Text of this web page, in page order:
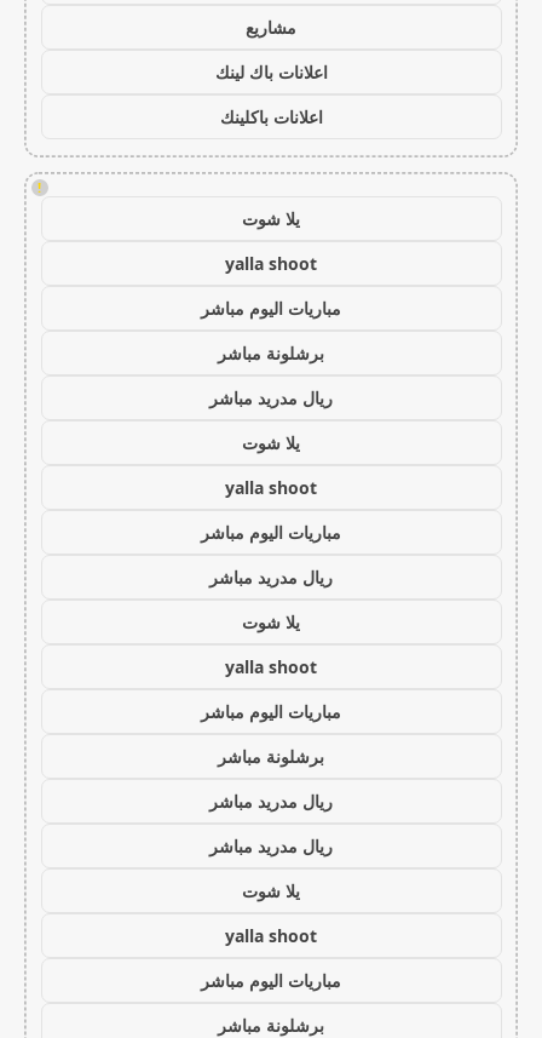
مشاريع
اعلانات باك لينك
اعلانات باكلينك
!
يلا شوت
yalla shoot
مباريات اليوم مباشر
برشلونة مباشر
ريال مدريد مباشر
يلا شوت
yalla shoot
مباريات اليوم مباشر
ريال مدريد مباشر
يلا شوت
yalla shoot
مباريات اليوم مباشر
برشلونة مباشر
ريال مدريد مباشر
ريال مدريد مباشر
يلا شوت
yalla shoot
مباريات اليوم مباشر
برشلونة مباشر